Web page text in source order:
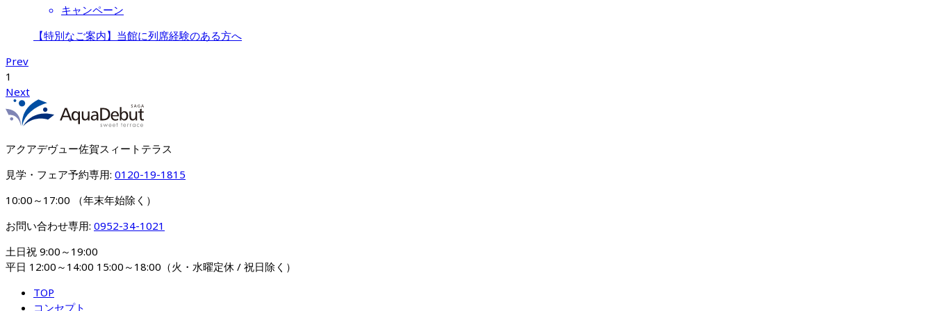
キャンペーン
【特別なご案内】当館に列席経験のある方へ
Prev
1
Next
アクアデヴュー佐賀スィートテラス
見学・フェア予約専用: 0120-19-1815
10:00～17:00 （年末年始除く）
お問い合わせ専用: 0952-34-1021
土日祝 9:00～19:00
平日 12:00～14:00 15:00～18:00（火・水曜定休 / 祝日除く）
TOP
コンセプト